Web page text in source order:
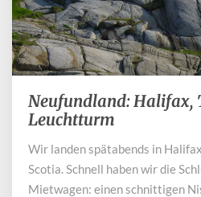
Neufundland:
Halifax,
und
der
Leuchtturm
Neufundland: Halifax,
Leuchtturm
Wir landen spätabends in
Scotia. Schnell haben wir die
Mietwagen: einen schnittigen